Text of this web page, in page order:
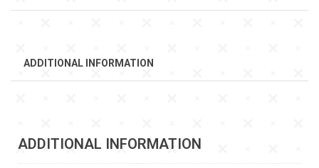
ADDITIONAL INFORMATION
ADDITIONAL INFORMATION